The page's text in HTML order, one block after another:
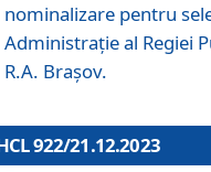
nominalizare pentru
Administrație al Regiei
R.A. Brașov.
922/21.12.2023